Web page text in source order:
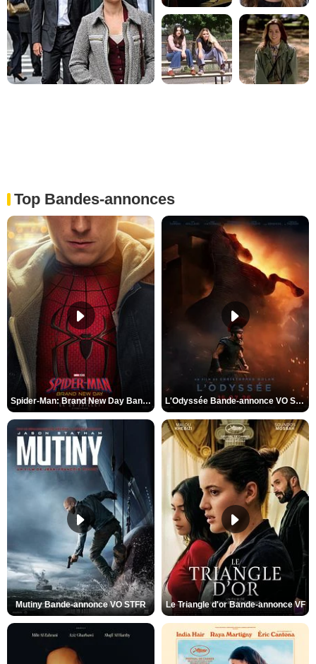
Top Bandes-annonces
Spider-Man: Brand New Day Bande-annonce VO STFR L'Odyssée Bande-annonce VO STFR
Mutiny Bande-annonce VO STFR Le Triangle d'or Bande-annonce VF